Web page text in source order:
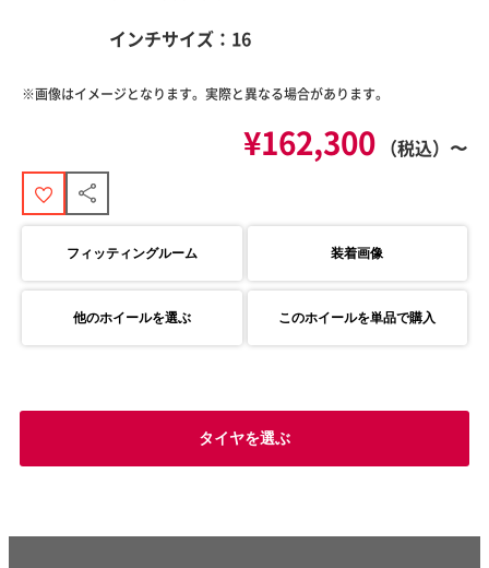
インチサイズ：16
※画像はイメージとなります。実際と異なる場合があります。
¥162,300 （税込）〜
フィッティングルーム 装着画像
他のホイールを選ぶ このホイールを単品で購入
タイヤを選ぶ